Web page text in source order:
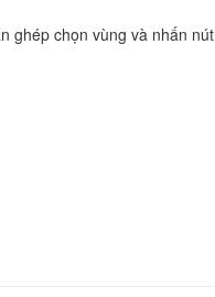
ghép chọn vùng và nhấn nút